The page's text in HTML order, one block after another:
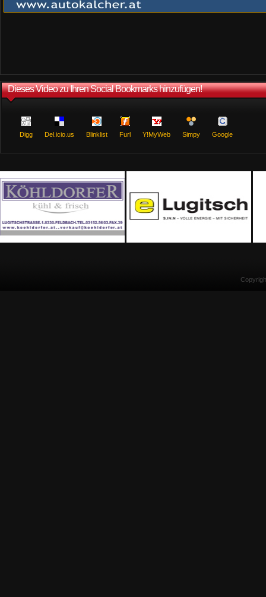
Dieses Video zu Ihren Social Bookmarks hinzufügen!
Digg Del.icio.us Blinklist Furl Y!MyWeb Simpy Google